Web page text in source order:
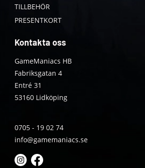
TILLBEHÖR
PRESENTKORT
Kontakta oss
GameManiacs HB
Fabriksgatan 4
Entré 31
53160 Lidköping
0705 - 19 02 74
info@gamemaniacs.se